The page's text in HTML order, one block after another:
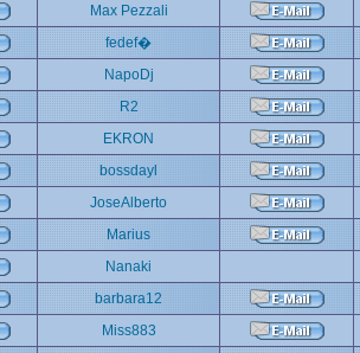
Max Pezzali
fedef�
NapoDj
R2
EKRON
bossdayl
JoseAlberto
Marius
Nanaki
barbara12
Miss883